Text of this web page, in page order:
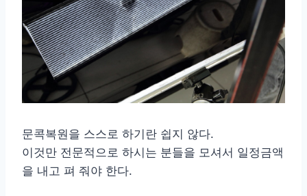
문콕복원을 스스로 하기란 쉽지 않다.
이것만 전문적으로 하시는 분들을 모셔서 일정금액
을 내고 펴 줘야 한다.